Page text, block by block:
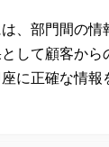
、部門間の
して顧客か
に正確な情